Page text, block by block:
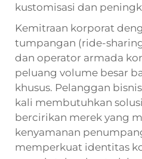
kustomisasi dan
Kemitraan korporat
tumpangan (ride-
dan operator armada
peluang volume besar
khusus. Pelanggan
kali membutuhkan
bercirikan merek yang
kenyamanan
memperkuat identitas